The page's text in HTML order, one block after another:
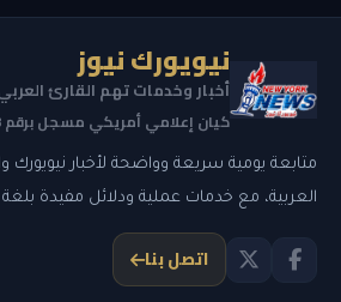
نيويورك نيوز
أخبار وخدمات تهم القارئ
كيان إعلامي أمريكي مسجل برقم 0451351808
متابعة يومية سريعة وواضحة لأخبار نيويورك
العربية، مع خدمات عملية ودلائل مفيدة
اتصل بنا